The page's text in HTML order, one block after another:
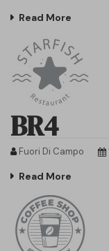
Read More
BR4
Fuori Di Campo
Read More